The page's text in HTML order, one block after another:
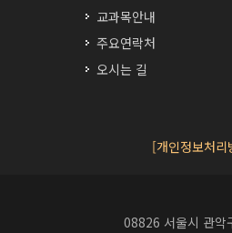
교과목안내
주요연락처
오시는 길
[개인정보처리
08826 서울시 관악